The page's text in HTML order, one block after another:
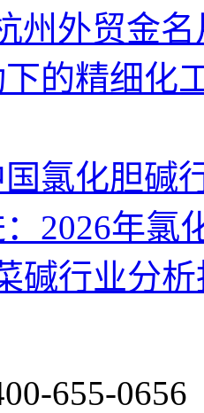
州外贸金名
的精细化
氯化胆碱
2026年氯
碱行业分
655-0656